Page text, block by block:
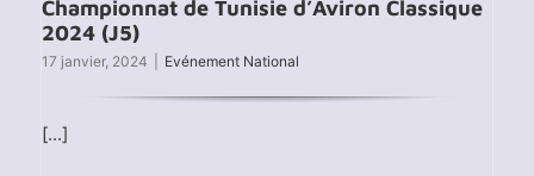
Championnat de Tunisie d’Aviron Classique
2024 (J5)
17 janvier, 2024 Evénement National
[...]